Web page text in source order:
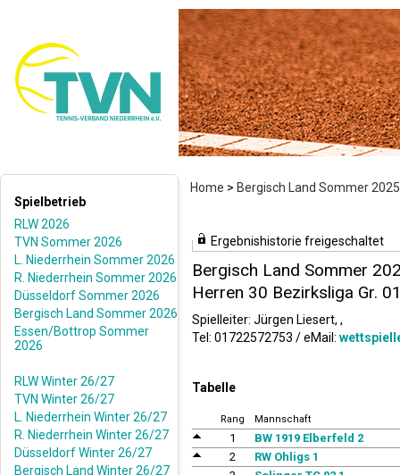
Home > Bergisch Land Sommer 2025
Spielbetrieb
RLW 2026
TVN Sommer 2026
L. Niederrhein Sommer 2026
R. Niederrhein Sommer 2026
Düsseldorf Sommer 2026
Bergisch Land Sommer 2026
Essen/Bottrop Sommer
2026
RLW Winter 26/27
TVN Winter 26/27
L. Niederrhein Winter 26/27
R. Niederrhein Winter 26/27
Düsseldorf Winter 26/27
Bergisch Land Winter 26/27
Ergebnishistorie freigeschaltet
Bergisch Land Sommer
Herren 30 Bezirksliga Gr.
Spielleiter: Jürgen Liesert, ,
Tel: 01722572753 / eMail:
Tabelle
Rang Mannschaft
1
BW 1919 Elberfeld 2
2
RW Ohligs 1